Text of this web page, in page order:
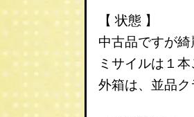
【 状態 】
中古品ですが綺
ミサイルは１
外箱は、並品ク